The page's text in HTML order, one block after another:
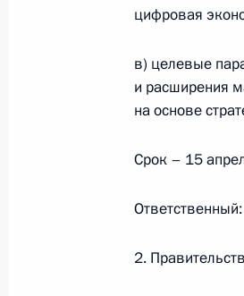
Заседание
26 февраля 2019
Указ об
организации
11 декабря 2018
цифровая
в) целевые
и расширения
на основе
Срок – 15
2.